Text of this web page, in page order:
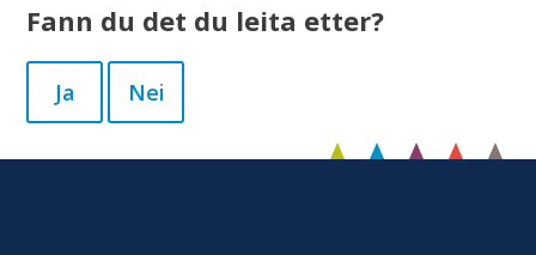
Fann du det du leita etter?
Ja Nei